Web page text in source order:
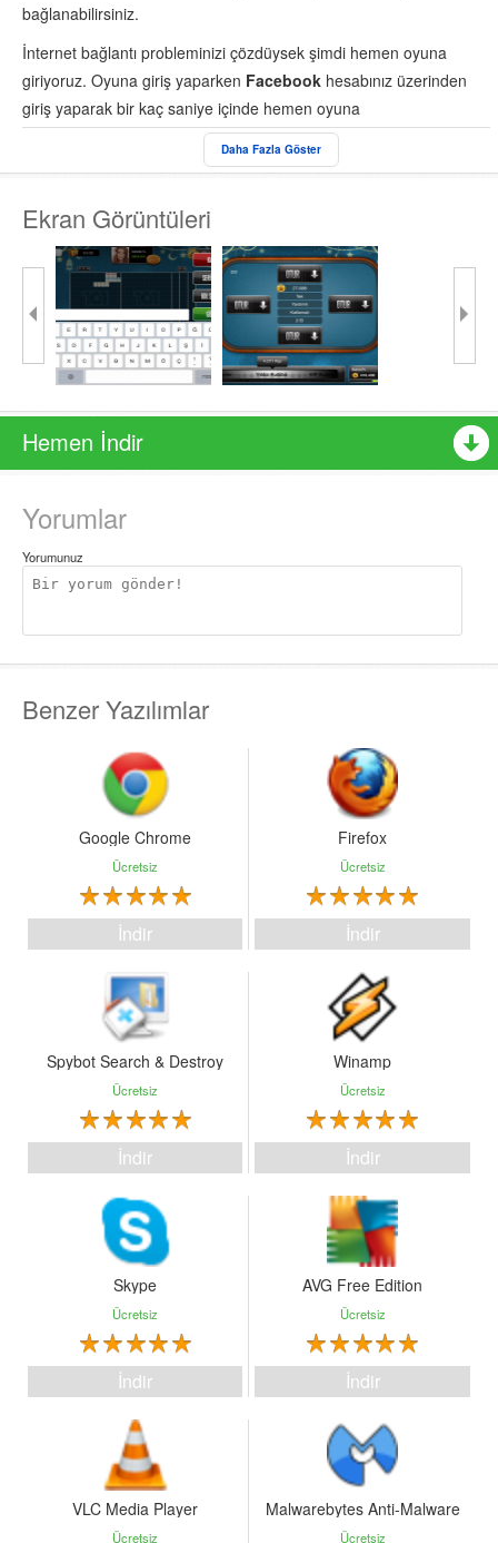
Daha Fazla Göster
bağlanabilirsiniz.
İnternet bağlantı probleminizi çözdüysek şimdi hemen oyuna
giriyoruz. Oyuna giriş yaparken Facebook hesabınız üzerinden
giriş yaparak bir kaç saniye içinde hemen oyuna
101 Okeyoyunu sadece oyun oynamanız için
değil, aynı zamanda farklı insanlar ile tanışarak sohbet etmenize
Daha bitmedi! Oyunda en eğlenceli anlarda müzik listesi
oluşturarak isterseniz arkadaşlarınıza, isterseniz de sadece
kendiniz için müzik yayını yapabilirsiniz.
Ekran Görüntüleri
Hemen İndir
Yorumlar
Yorumunuz
Benzer Yazılımlar
Google Chrome
Ücretsiz
İndir
Firefox
Ücretsiz
İndir
Spybot Search & Destroy
Ücretsiz
İndir
Winamp
Ücretsiz
İndir
Skype
Ücretsiz
İndir
AVG Free Edition
Ücretsiz
İndir
VLC Media Player
Ücretsiz
Malwarebytes Anti-Malware
Ücretsiz